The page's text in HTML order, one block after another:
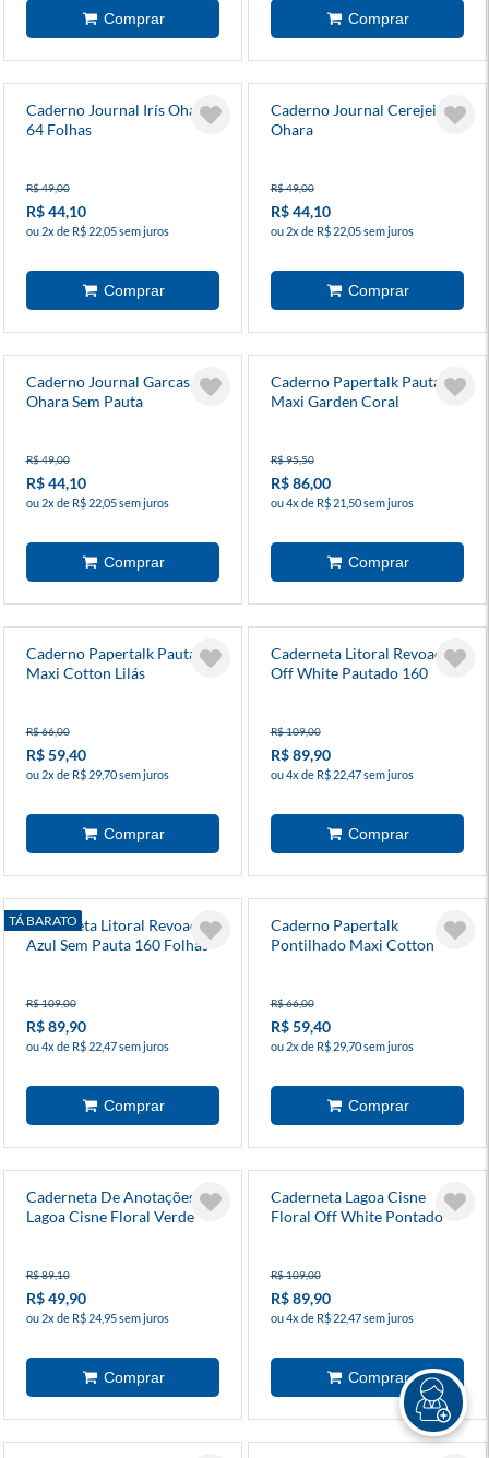
Caderno Journal Irís Ohara
64 Folhas
R$ 49,00
R$ 44,10
ou 2x de R$ 22,05 sem juros
Caderno Journal Cerejeira
Ohara
R$ 49,00
R$ 44,10
ou 2x de R$ 22,05 sem juros
Caderno Journal Garcas
Ohara Sem Pauta
R$ 49,00
R$ 44,10
ou 2x de R$ 22,05 sem juros
Caderno Papertalk Pautado
Maxi Garden Coral
R$ 95,50
R$ 86,00
ou 4x de R$ 21,50 sem juros
Caderno Papertalk Pautado
Maxi Cotton Lilás
R$ 66,00
R$ 59,40
ou 2x de R$ 29,70 sem juros
Caderneta Litoral Revoada
Off White Pautado 160
R$ 109,00
R$ 89,90
ou 4x de R$ 22,47 sem juros
TÁ BARATO
Caderneta Litoral Revoada
Azul Sem Pauta 160 Folhas
R$ 109,00
R$ 89,90
ou 4x de R$ 22,47 sem juros
Caderno Papertalk
Pontilhado Maxi Cotton
R$ 66,00
R$ 59,40
ou 2x de R$ 29,70 sem juros
Caderneta De Anotações
Lagoa Cisne Floral Verde
R$ 89,10
R$ 49,90
ou 2x de R$ 24,95 sem juros
Caderneta Lagoa Cisne
Floral Off White Pontado
R$ 109,00
R$ 89,90
ou 4x de R$ 22,47 sem juros